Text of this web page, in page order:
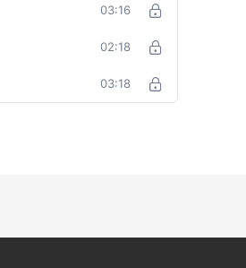
03:16
02:18
03:18